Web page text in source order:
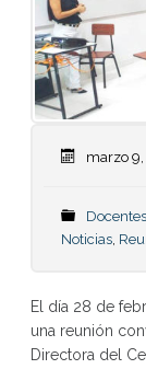
marzo
Docentes
Noticias,
El día 28 de
una reunión
Directora del